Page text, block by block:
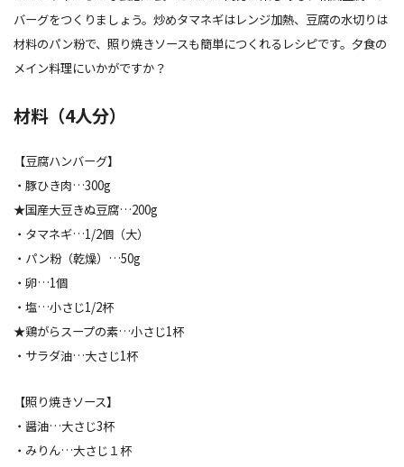
バーグをつくりましょう。炒めタマネギはレンジ加熱、豆腐の水切りは
材料のパン粉で、照り焼きソースも簡単につくれるレシピです。夕食の
メイン料理にいかがですか？
材料（4人分）
【豆腐ハンバーグ】
・豚ひき肉…300g
★国産大豆きぬ豆腐…200g
・タマネギ…1/2個（大）
・パン粉（乾燥）…50g
・卵…1個
・塩…小さじ1/2杯
★鶏がらスープの素…小さじ1杯
・サラダ油…大さじ1杯
【照り焼きソース】
・醤油…大さじ3杯
・みりん…大さじ１杯